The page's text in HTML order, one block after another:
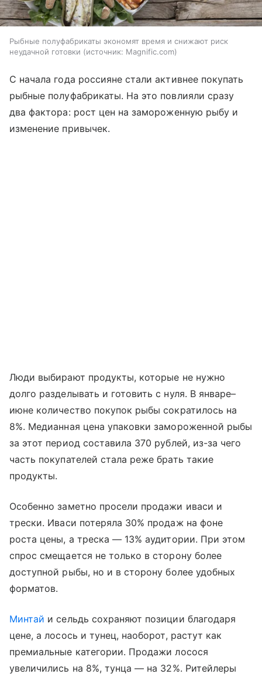
Рыбные полуфабрикаты экономят время и снижают риск
неудачной готовки
источник: Magnific.com
С начала года россияне стали активнее покупать
рыбные полуфабрикаты. На это повлияли сразу
два фактора: рост цен на замороженную рыбу и
изменение привычек.
Люди выбирают продукты, которые не нужно
долго разделывать и готовить с нуля. В январе–
июне количество покупок рыбы сократилось на
8%. Медианная цена упаковки замороженной рыбы
за этот период составила 370 рублей, из-за чего
часть покупателей стала реже брать такие
продукты.
Особенно заметно просели продажи иваси и
трески. Иваси потеряла 30% продаж на фоне
роста цены, а треска — 13% аудитории. При этом
спрос смещается не только в сторону более
доступной рыбы, но и в сторону более удобных
форматов.
Минтай и сельдь сохраняют позиции благодаря
цене, а лосось и тунец, наоборот, растут как
премиальные категории. Продажи лосося
увеличились на 8%, тунца — на 32%. Ритейлеры